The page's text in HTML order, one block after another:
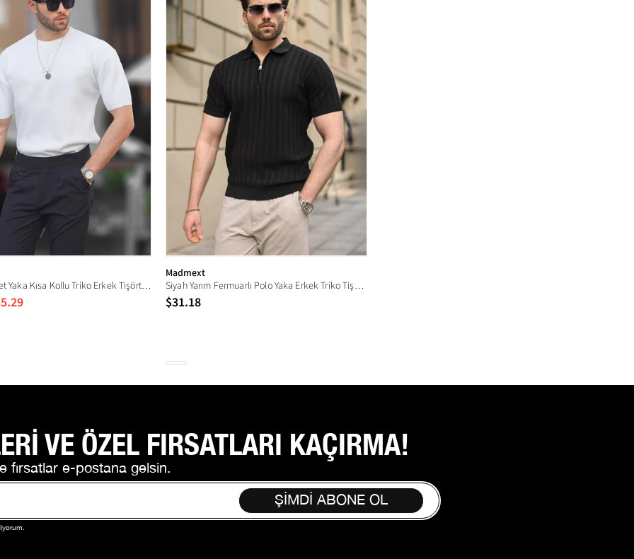
Beyaz Bisiklet Yaka Kısa Kollu Triko Erkek Tişört 6899
Madmext
Siyah Yarım Fermuarlı Polo Yaka Erkek Triko Tişört E7458
$31.18
VE ÖZEL FIRSATLARI KAÇIRMA!
fırsatlar e-postana gelsin.
ŞİMDİ ABONE OL